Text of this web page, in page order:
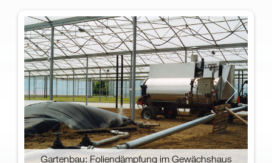
Gartenbau: Foliendämpfung im Gewächshaus